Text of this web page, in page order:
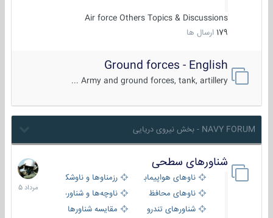
Air force Others Topics & Discussions
179 ارسال ها
Ground forces - English
Army and ground forces, tank, artillery ...
NAVY FORUM - بخش نیروی دریایی
شناورهای سطحی
ناوهای هواپیمابر و بالگرد بررزمناوها و ناوشکن‌ها
ناوهای محافظ
ناوچه‌ها و شناورهای گشتی
شناورهای تندرو
مقایسه شناورها
2
مرداد
1405